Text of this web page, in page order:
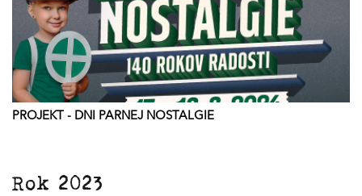
PROJEKT - DNI PARNEJ NOSTALGIE
Rok 2023